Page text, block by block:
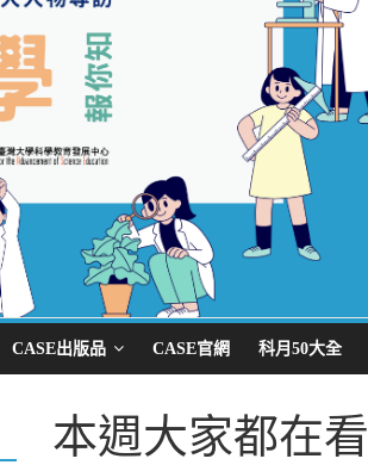
CASE出版品 CASE官網 科月50大全
本週大家都在看